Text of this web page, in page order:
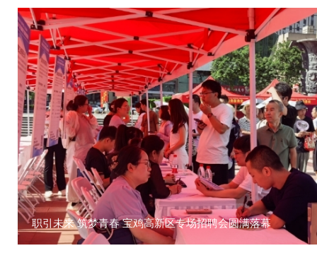
职引未来 筑梦青春 宝鸡高新区专场招聘会圆满落幕